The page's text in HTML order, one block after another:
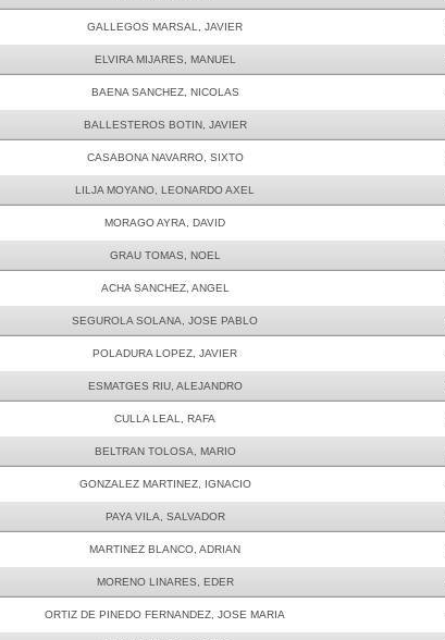
GALLEGOS MARSAL, JAVIER
ELVIRA MIJARES, MANUEL
BAENA SANCHEZ, NICOLAS
BALLESTEROS BOTIN, JAVIER
CASABONA NAVARRO, SIXTO
LILJA MOYANO, LEONARDO AXEL
MORAGO AYRA, DAVID
GRAU TOMAS, NOEL
ACHA SANCHEZ, ANGEL
SEGUROLA SOLANA, JOSE PABLO
POLADURA LOPEZ, JAVIER
ESMATGES RIU, ALEJANDRO
CULLA LEAL, RAFA
BELTRAN TOLOSA, MARIO
GONZALEZ MARTINEZ, IGNACIO
PAYA VILA, SALVADOR
MARTINEZ BLANCO, ADRIAN
MORENO LINARES, EDER
ORTIZ DE PINEDO FERNANDEZ, JOSE MARIA